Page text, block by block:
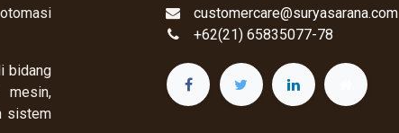
bidang
mesin,
sistem
customercare@suryasarana.com
+62(21) 65835077-78